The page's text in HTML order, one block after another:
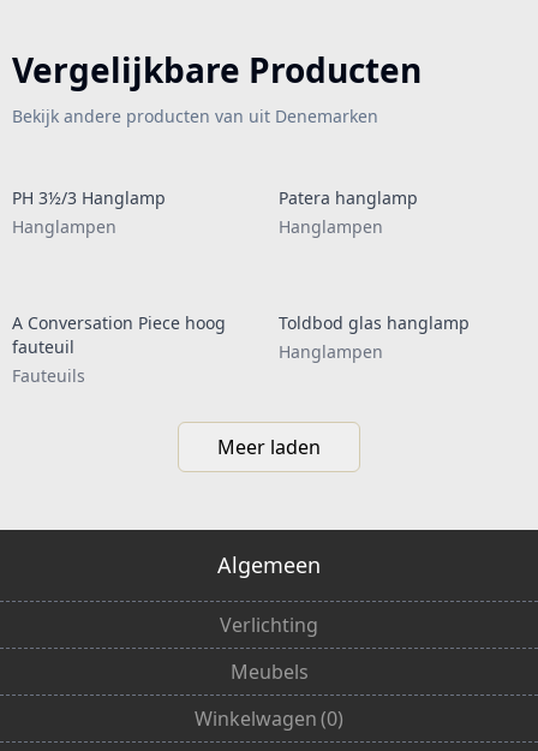
Vergelijkbare Producten
Bekijk andere producten van uit Denemarken
PH 3½/3 Hanglamp
Hanglampen
Patera hanglamp
Hanglampen
A Conversation Piece hoog
fauteuil
Fauteuils
Toldbod glas hanglamp
Hanglampen
Meer laden
Algemeen
Verlichting
Meubels
Winkelwagen(0)